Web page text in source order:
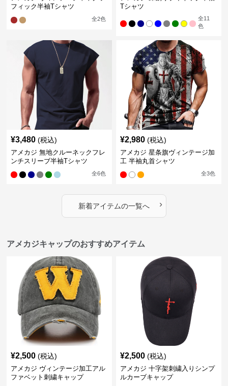
フィック半袖Tシャツ
全2色
Tシャツ
全11
色
¥3,480 (税込)
アメカジ 無地クルーネックフレ
ンチスリーブ半袖Tシャツ
全6色
¥2,980 (税込)
アメカジ 星条旗ヴィンテージ加
工 半袖丸首シャツ
全3色
新着アイテムの一覧へ ›
アメカジキャップのおすすめアイテム
¥2,500 (税込)
アメカジ ヴィンテージ加工アル
ファベット刺繍キャップ
¥2,500 (税込)
アメカジ 十字架刺繍入りシンプ
ルカーブキャップ